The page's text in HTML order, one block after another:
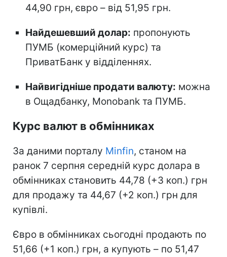
44,90 грн, євро – від 51,95 грн.
Найдешевший долар: пропонують
ПУМБ (комерційний курс) та
ПриватБанк у відділеннях.
Найвигідніше продати валюту: можна
в Ощадбанку, Monobank та ПУМБ.
Курс валют в обмінниках
За даними порталу Minfin, станом на
ранок 7 серпня середній курс долара в
обмінниках становить 44,78 (+3 коп.) грн
для продажу та 44,67 (+2 коп.) грн для
купівлі.
Євро в обмінниках сьогодні продають по
51,66 (+1 коп.) грн, а купують – по 51,47